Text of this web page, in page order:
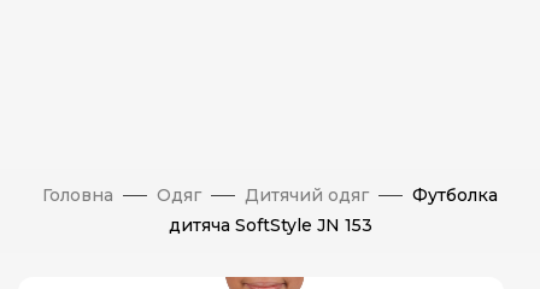
Головна Одяг Дитячий одяг
Футболка
дитяча SoftStyle JN 153